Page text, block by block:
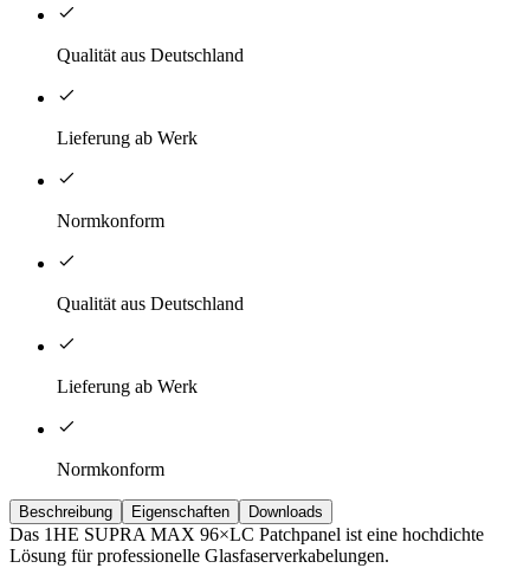
Qualität aus Deutschland
Lieferung ab Werk
Normkonform
Qualität aus Deutschland
Lieferung ab Werk
Normkonform
Beschreibung Eigenschaften Downloads
Das 1HE SUPRA MAX 96×LC Patchpanel ist eine hochdichte
Lösung für professionelle Glasfaserverkabelungen.